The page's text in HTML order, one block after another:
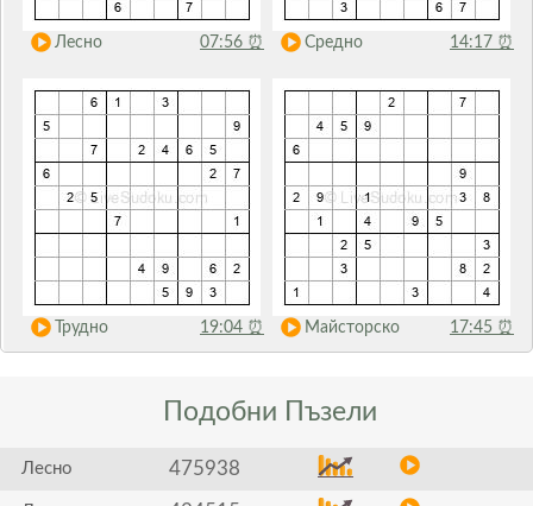
Лесно 07:56 ⏰ Средно 14:17 ⏰
Трудно 19:04 ⏰ Майсторско 17:45 ⏰
Подобни Пъзели
Лесно 475938